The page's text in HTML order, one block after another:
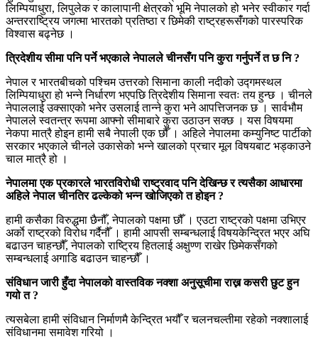
लिम्पियाधुरा, लिपुलेक र कालापानी क्षेत्रको भूमि नेपालको हो भनेर स्वीकार गर्दा
अन्तरराष्ट्रिय जगत्मा भारतको प्रतिष्ठा र छिमेकी राष्ट्रहरूसंँगको पारस्परिक
विश्वास बढ्नेछ ।
त्रिदेशीय सीमा पनि पर्ने भएकाले नेपालले चीनसँग पनि कुरा गर्नुपर्ने त छ नि ?
नेपाल र भारतबीचको पश्चिम उत्तरको सिमाना काली नदीको उद्गमस्थल
लिम्पियाधुरा हो भन्ने निर्धारण भएपछि त्रिदेशीय सिमाना स्वतः तय हुन्छ । चीनले
नेपाललाई उक्साएको भनेर उसलाई तान्ने कुरा भने आपत्तिजनक छ । सार्वभौम
नेपालले स्वतन्त्र रूपमा आफ्नो सीमाबारे कुरा उठाउन सक्छ । यस विषयमा
नेकपा मात्रै होइन हामी सबै नेपाली एक छौँ । अहिले नेपालमा कम्युनिष्ट पार्टीको
सरकार भएकाले चीनले उकासेको भन्ने खालको प्रचार मूल विषयबाट भड्काउने
चाल मात्रै हो ।
नेपालमा एक प्रकारले भारतविरोधी राष्ट्रवाद पनि देखिन्छ र त्यसैका आधारमा
अहिले नेपाल चीनतिर ढल्केको भन्न खोजिएको त होइन ?
हामी कसैका विरुद्धमा छैनौँ, नेपालको पक्षमा छौँ । एउटा राष्ट्रको पक्षमा उभिएर
अर्काे राष्ट्रको विरोध गर्दैनौँ । हामी आपसी सम्बन्धलाई विषयकेन्द्रित भएर अघि
बढाउन चाहन्छौँ, नेपालको राष्ट्रिय हितलाई अक्षुण्ण राखेर छिमेकसँगको
सम्बन्धलाई अगाडि बढाउन चाहन्छौँ ।
संविधान जारी हुँदा नेपालको वास्तविक नक्शा अनुसूचीमा राख्न कसरी छुट हुन
गयो त ?
त्यसबेला हामी संविधान निर्माणमै केन्द्रित भयौँ र चलनचल्तीमा रहेको नक्शालाई
संविधानमा समावेश गरियो ।